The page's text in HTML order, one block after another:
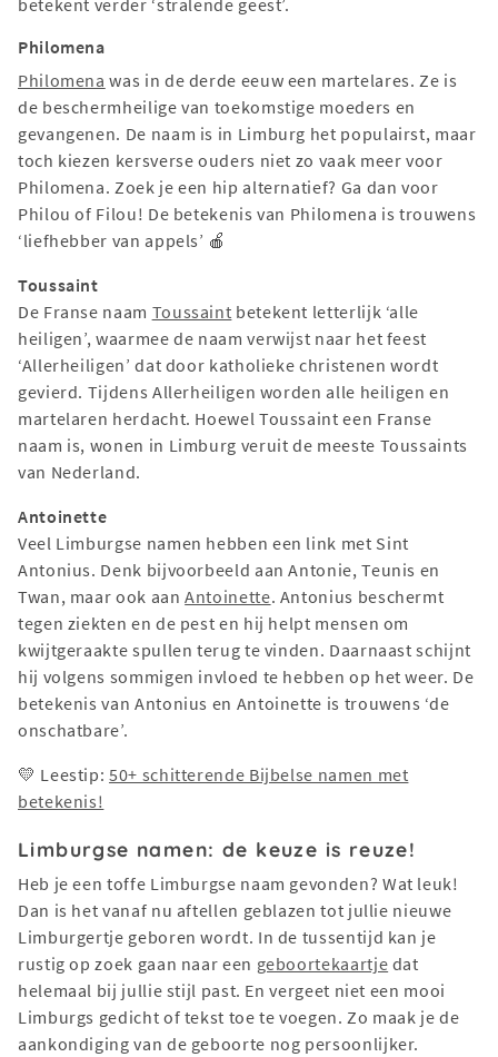
betekent verder ‘stralende geest’.
Philomena
Philomena was in de derde eeuw een martelares. Ze is
de beschermheilige van toekomstige moeders en
gevangenen. De naam is in Limburg het populairst, maar
toch kiezen kersverse ouders niet zo vaak meer voor
Philomena. Zoek je een hip alternatief? Ga dan voor
Philou of Filou! De betekenis van Philomena is trouwens
‘liefhebber van appels’ 🍎
Toussaint
De Franse naam Toussaint betekent letterlijk ‘alle
heiligen’, waarmee de naam verwijst naar het feest
‘Allerheiligen’ dat door katholieke christenen wordt
gevierd. Tijdens Allerheiligen worden alle heiligen en
martelaren herdacht. Hoewel Toussaint een Franse
naam is, wonen in Limburg veruit de meeste Toussaints
van Nederland.
Antoinette
Veel Limburgse namen hebben een link met Sint
Antonius. Denk bijvoorbeeld aan Antonie, Teunis en
Twan, maar ook aanAntoinette. Antonius beschermt
tegen ziekten en de pest en hij helpt mensen om
kwijtgeraakte spullen terug te vinden. Daarnaast schijnt
hij volgens sommigen invloed te hebben op het weer. De
betekenis van Antonius en Antoinette is trouwens ‘de
onschatbare’.
💛 Leestip:50+ schitterende Bijbelse namen met
betekenis!
Limburgse namen: de keuze is reuze!
Heb je een toffe Limburgse naam gevonden? Wat leuk!
Dan is het vanaf nu aftellen geblazen tot jullie nieuwe
Limburgertje geboren wordt. In de tussentijd kan je
rustig op zoek gaan naar een geboortekaartje dat
helemaal bij jullie stijl past. En vergeet niet een mooi
Limburgs gedicht of tekst toe te voegen. Zo maak je de
aankondiging van de geboorte nog persoonlijker.